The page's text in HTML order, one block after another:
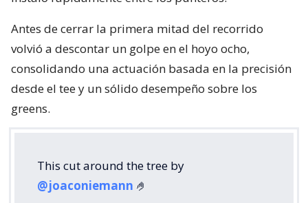
Antes de cerrar la primera mitad del recorrido
volvió a descontar un golpe en el hoyo ocho,
consolidando una actuación basada en la precisión
desde el tee y un sólido desempeño sobre los
greens.
This cut around the tree by
@joaconiemann 🤌